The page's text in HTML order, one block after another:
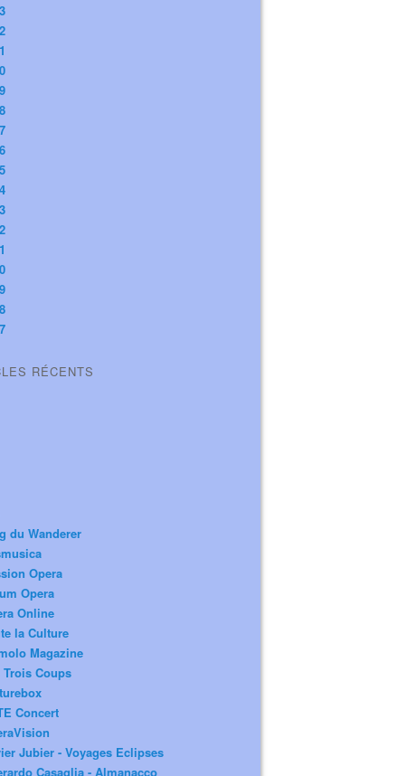
RÉCENTS
du Wanderer
Opera
Opera
Online
la Culture
Magazine
Trois Coups
Concert
Jubier - Voyages Eclipses
Casaglia - Almanacco